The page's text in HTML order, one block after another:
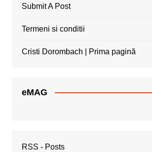
Submit A Post
Termeni si conditii
Cristi Dorombach | Prima pagină
eMAG
RSS - Posts